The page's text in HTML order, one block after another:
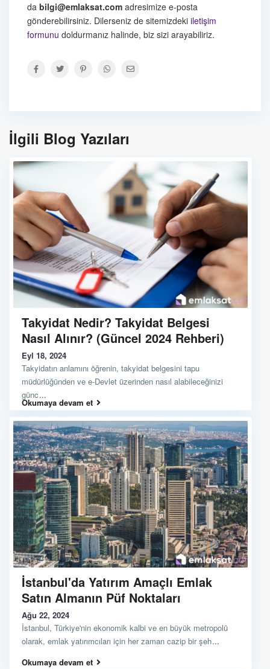
da bilgi@emlaksat.com adresimize e-posta
gönderebilirsiniz. Dilerseniz de sitemizdeki iletişim
formunu doldurmanız halinde, biz sizi arayabiliriz.
İlgili Blog Yazıları
Takyidat Nedir? Takyidat Belgesi
Nasıl Alınır? (Güncel 2024 Rehberi)
Eyl 18, 2024
Takyidatın anlamını öğrenin, takyidat belgesini tapu
müdürlüğünden ve e-Devlet üzerinden nasıl alabileceğinizi
günc...
Okumaya devam et
İstanbul'da Yatırım Amaçlı Emlak
Satın Almanın Püf Noktaları
Ağu 22, 2024
İstanbul, Türkiye'nin ekonomik kalbi ve en büyük metropolü
olarak, emlak yatırımcıları için her zaman cazip bir şeh...
Okumaya devam et